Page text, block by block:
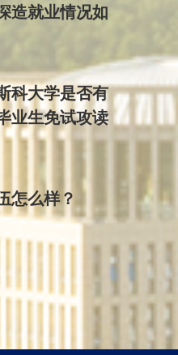
乌白专业人才培养计
乌白优秀毕业生支持
次性通过率90%以
的能力。双学籍专业
二年级开始，在专业
共同帮助下，能够较快
。学校为大学一年级、
业用中英教学，英
。
法如下：（1）根据
年级结束时启动转专
专业分流）。（2）
。原则上，转出的学生
学籍专业转到双学籍
同时要经过入系考
需要征得莫斯科大学
要降级。（4）从双
要转入系同意，并经
将失去莫斯科大学的
（5）从单学籍专业
同意，并经学校批
级。 （6）从单学籍
转换专业，同时也是
及转入专业有无空额、
是否愿意从一年级开始
学籍专业转到双学籍
造就业情况如
生均毕业于双学籍专
毕业生攻读硕士研究
世界大学排名前100
、赴莫斯科大学深
斯科大学硕士研究生率
去向主要有： 俄罗
高等经济大学、俄罗
伦比亚大学、宾夕法
、伊利诺伊大学、南
分校、波士顿大学
伦敦政治经济学院、格
曼彻斯特大学、杜伦大
、利兹大学等。 荷
斯特丹大学。 新加
工大学。 澳大利亚：
国大陆：清华大学
大学、哈尔滨工业大
科大学是否有
业生免试攻读
怎么样？
学选派教师、北京理
聘优秀学者组成。根据
师不少于教师总数的
莫斯科大学、北京理
至2023年底，学校有
中莫斯科大学选派教
派和全球招聘教学科